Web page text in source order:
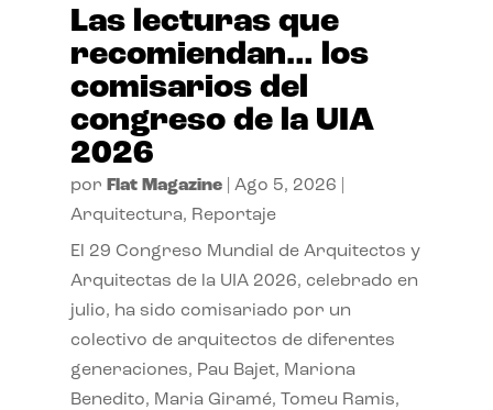
Las lecturas que
recomiendan… los
comisarios del
congreso de la UIA
2026
por Flat Magazine| Ago 5, 2026
Arquitectura, Reportaje
El 29 Congreso Mundial de Arquitectos y
Arquitectas de la UIA 2026, celebrado en
julio, ha sido comisariado por un
colectivo de arquitectos de diferentes
generaciones, Pau Bajet, Mariona
Benedito, Maria Giramé, Tomeu Ramis,